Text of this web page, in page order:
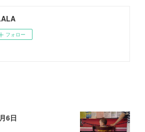
フォロー
6日